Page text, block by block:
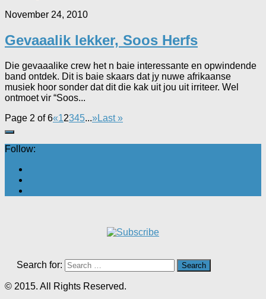
November 24, 2010
Gevaaalik lekker, Soos Herfs
Die gevaaalike crew het n baie interessante en opwindende
band ontdek. Dit is baie skaars dat jy nuwe afrikaanse
musiek hoor sonder dat dit die kak uit jou uit irriteer. Wel
ontmoet vir “Soos...
Page 2 of 6«12345...»Last »
Follow:
Search for:
© 2015. All Rights Reserved.